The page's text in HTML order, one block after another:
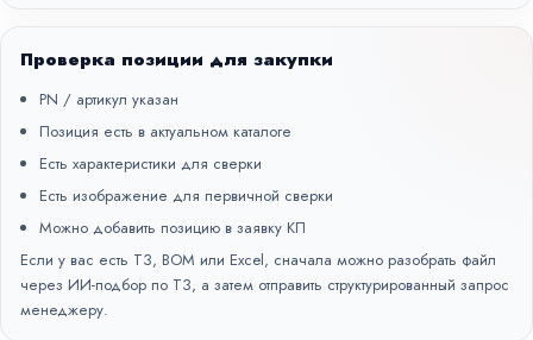
Проверка позиции для закупки
PN / артикул указан
Позиция есть в актуальном каталоге
Есть характеристики для сверки
Есть изображение для первичной сверки
Можно добавить позицию в заявку КП
Если у вас есть ТЗ, BOM или Excel, сначала можно разобрать файл
через ИИ-подбор по ТЗ, а затем отправить структурированный запрос
менеджеру.